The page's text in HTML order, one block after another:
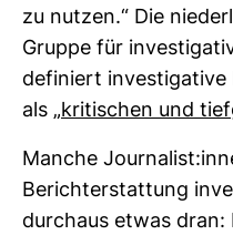
zu nutzen.“ Die
Gruppe für
defi­niert
als „kri­ti­schen und
Manche
Bericht­erstat­tung
durchaus etwas